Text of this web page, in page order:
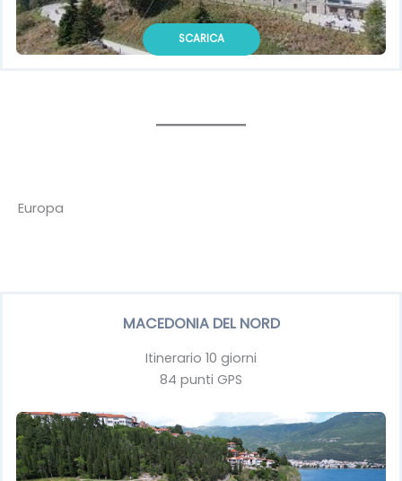
SCARICA
Europa
MACEDONIA DEL NORD
Itinerario 10 giorni
84 punti GPS